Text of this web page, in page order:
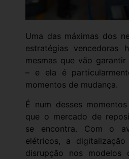
Uma das máximas dos
estratégias vencedoras
mesmas que vão garantir
– e ela é
momentos de mudança.
É num desses
que o mercado de
se encontra. Com o
elétricos, a
disrupção nos modelos